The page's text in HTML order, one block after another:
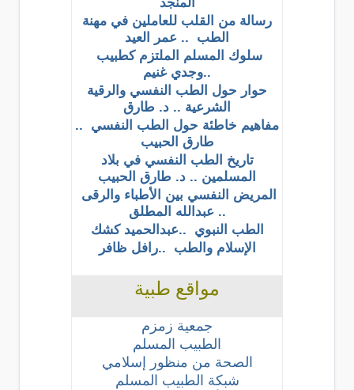
رسالة من القلب للعاملين في مهنة
الطب .. عمر العيد
سلوك المسلم الملتزم كطبيب
..وجدي غنيم
حوار حول الطب النفسي والرقية
الشرعية .. د. طارق
مفاهيم خاطئة حول الطب النفسي ..
طارق الحبيب
تاريخ الطب النفسي في بلاد
المسلمين .. د. طارق الحبيب
المريض النفسي بين الأطباء والرقى
.. عبدالله المطلق
الطب النبوي ..عبدالحميد كشك
الإسلام والطب ..رافل ظافر
مواقع طبية
جمعية زمزم
الطبيب المسلم
الصحة من منظور إسلامي
شبكة الطبيب المسلم